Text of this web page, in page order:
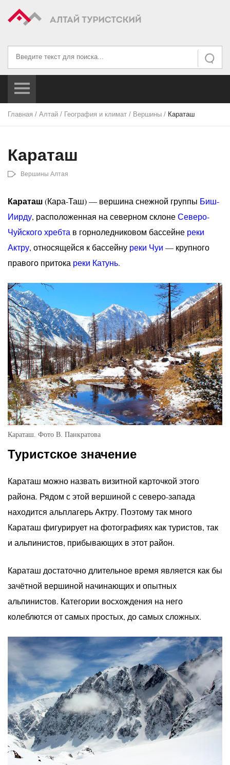
Искать
Искать...
Главная / Алтай / География и климат / Вершины / Караташ
Караташ
Вершины Алтая
Караташ(Кара-Таш) — вершина снежной группы Биш-
Иирду, расположенная на северном склонеСеверо-
Чуйского хребта в горноледниковом бассейне реки
Актру, относящейся к бассейну реки Чуи — крупного
правого притока реки Катунь.
Караташ. Фото В. Панкратова
Туристское значение
Караташ можно назвать визитной карточкой этого
района. Рядом с этой вершиной с северо-запада
находится альплагерь Актру. Поэтому так много
Караташ фигурирует на фотографиях как туристов, так
и альпинистов, прибывающих в этот район.
Караташ достаточно длительное время является как бы
зачётной вершиной начинающих и опытных
альпинистов. Категории восхождения на него
колеблются от самых простых, до самых сложных.